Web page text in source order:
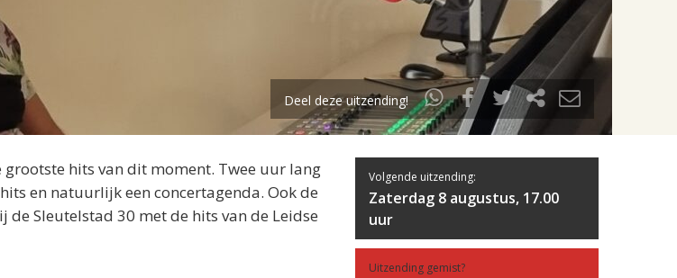
Deel deze uitzending!
hits van dit moment. Twee uur lang
en natuurlijk een concertagenda. Ook de
Sleutelstad 30 met de hits van de Leidse
Volgende uitzending:
Zaterdag 8 augustus, 17.00
uur
Uitzending gemist?